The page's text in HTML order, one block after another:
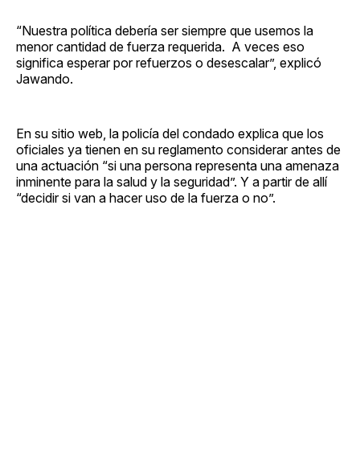
“Nuestra política debería ser siempre que usemos la
menor cantidad de fuerza requerida. A veces eso
significa esperar por refuerzos o desescalar”, explicó
Jawando.
En su sitio web, la policía del condado explica que los
oficiales ya tienen en su reglamento considerar antes de
una actuación “si una persona representa una amenaza
inminente para la salud y la seguridad”. Y a partir de allí
“decidir si van a hacer uso de la fuerza o no”.